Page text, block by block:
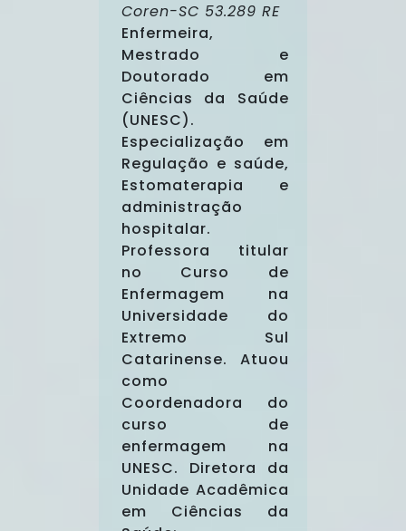
Coren-SC 53.289 RE
Enfermeira,
Mestrado e
Doutorado em
Ciências da Saúde
(UNESC).
Especialização em
Regulação e saúde,
Estomaterapia e
administração
hospitalar.
Professora titular
no Curso de
Enfermagem na
Universidade do
Extremo Sul
Catarinense. Atuou
como
Coordenadora do
curso de
enfermagem na
UNESC. Diretora da
Unidade Acadêmica
em Ciências da